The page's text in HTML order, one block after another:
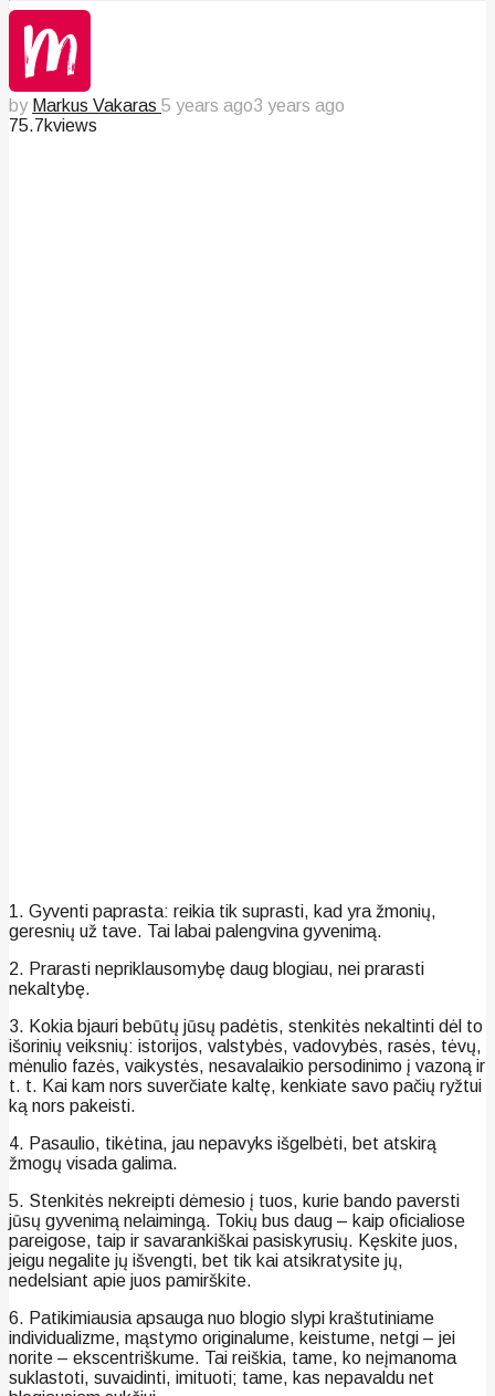
by Markus Vakaras 5 years ago3 years ago
75.7kviews
1. Gyventi paprasta: reikia tik suprasti, kad yra žmonių,
geresnių už tave. Tai labai palengvina gyvenimą.
2. Prarasti nepriklausomybę daug blogiau, nei prarasti
nekaltybę.
3. Kokia bjauri bebūtų jūsų padėtis, stenkitės nekaltinti dėl to
išorinių veiksnių: istorijos, valstybės, vadovybės, rasės, tėvų,
mėnulio fazės, vaikystės, nesavalaikio persodinimo į vazoną ir
t. t. Kai kam nors suverčiate kaltę, kenkiate savo pačių ryžtui
ką nors pakeisti.
4. Pasaulio, tikėtina, jau nepavyks išgelbėti, bet atskirą
žmogų visada galima.
5. Stenkitės nekreipti dėmesio į tuos, kurie bando paversti
jūsų gyvenimą nelaimingą. Tokių bus daug – kaip oficialiose
pareigose, taip ir savarankiškai pasiskyrusių. Kęskite juos,
jeigu negalite jų išvengti, bet tik kai atsikratysite jų,
nedelsiant apie juos pamirškite.
6. Patikimiausia apsauga nuo blogio slypi kraštutiniame
individualizme, mąstymo originalume, keistume, netgi – jei
norite – ekscentriškume. Tai reiškia, tame, ko neįmanoma
suklastoti, suvaidinti, imituoti; tame, kas nepavaldu net